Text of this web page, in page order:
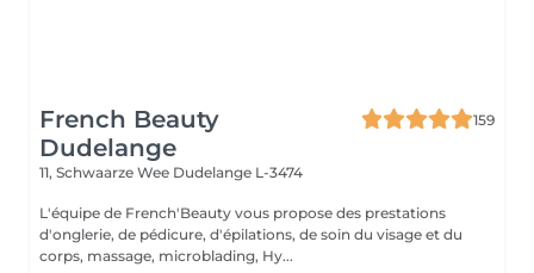
French Beauty
Dudelange
159
11, Schwaarze Wee Dudelange L-3474
L'équipe de French'Beauty vous propose des prestations
d'onglerie, de pédicure, d'épilations, de soin du visage et du
corps, massage, microblading, Hy...